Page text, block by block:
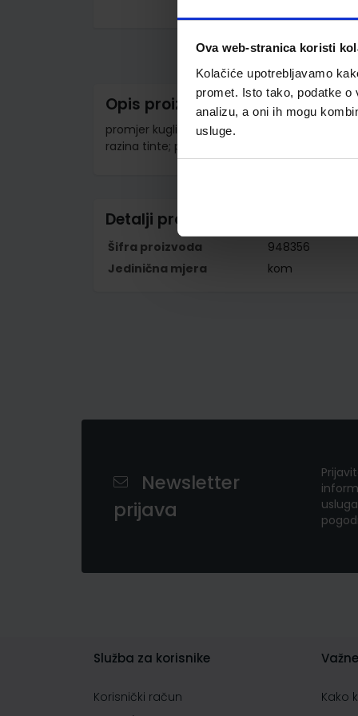
Ova web-stranica koristi
Kolačiće upotrebljavamo
promet. Isto tako, podatke
analizu, a oni ih mogu
usluge.
gallery
Opis proizvoda
promjer kuglice 0,4 mm; širina ispisa 0,2
razina tinte; prikladan za tehničko crtanje;
Detalji proizvoda
Šifra proizvoda
948356
Jedinična mjera
kom
Newsletter
prijava
Služba za korisnike
Korisnički račun
Kako